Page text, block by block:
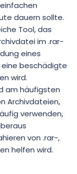
dauern sollte.
Tool, das
im .rar-
eines
eine beschädigte
wird.
am häufigsten
Archivdateien,
verwenden,
von .rar-,
helfen wird.